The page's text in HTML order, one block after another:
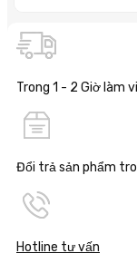
Trong 1 - 2 Giờ làm
Đổi trả sản phẩm
Hotline tư vấn